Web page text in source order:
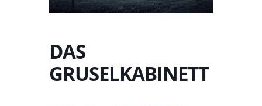
DAS
GRUSELKABINETT